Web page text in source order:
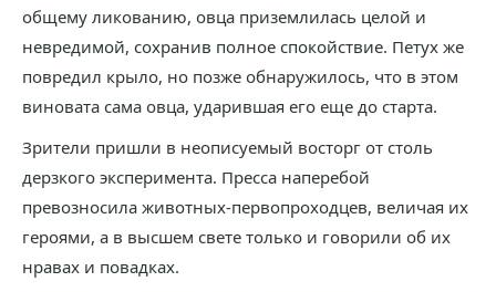
общему ликованию, овца приземлилась целой и
невредимой, сохранив полное спокойствие. Петух же
повредил крыло, но позже обнаружилось, что в этом
виновата сама овца, ударившая его еще до старта.
Зрители пришли в неописуемый восторг от столь
дерзкого эксперимента. Пресса наперебой
превозносила животных-первопроходцев, величая их
героями, а в высшем свете только и говорили об их
нравах и повадках.